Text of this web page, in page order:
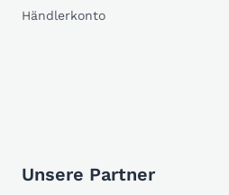
Händlerkonto
Unsere Partner